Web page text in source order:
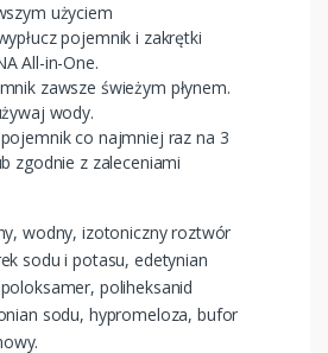
użyciem
pojemnik i zakrętki
All-in-One.
zawsze świeżym płynem.
wody.
co najmniej raz na 3
zgodnie z zaleceniami
wodny, izotoniczny roztwór
sodu i potasu, edetynian
poliheksanid
sodu, hypromeloza, bufor